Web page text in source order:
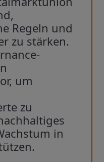
Regeln und
zu stärken.
um
zu
in